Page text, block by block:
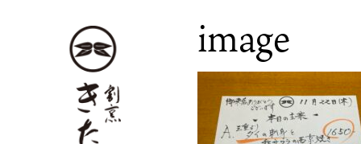
image